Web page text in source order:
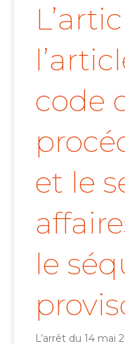
code
et le
le
L’arrêt du 14 mai